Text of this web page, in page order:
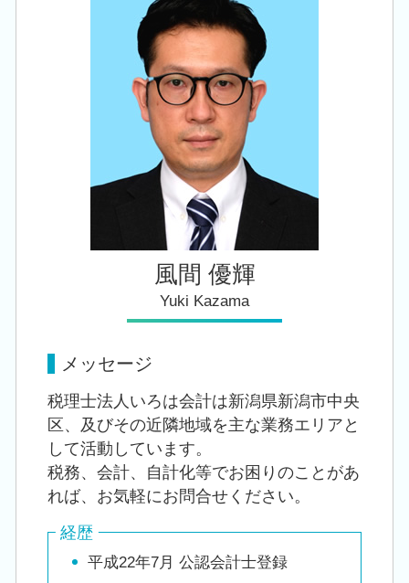
法人税 申告期限
相続税 対策 贈与
相続時精算課税 申告
税務顧問 税理士 相談 江南区
会社設立 税理士 相談 秋葉区
会社設立 税理士 相談 三条市
会社設立 税理士 相談 長岡市
創業支援 税理士 相談 豊栄駅
税務顧問 税理士 相談 新潟市西区
会社設立 税理士 相談 新潟市南区
風間 優輝
Yuki Kazama
メッセージ
税理士法人いろは会計は新潟県新潟市中央
区、及びその近隣地域を主な業務エリアと
して活動しています。
税務、会計、自計化等でお困りのことがあ
れば、お気軽にお問合せください。
経歴
平成22年7月 公認会計士登録